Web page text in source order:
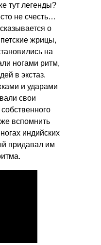
тут легенды?
не счесть…
о
жрицы,
на
ногами ритм,
в экстаз.
и ударами
свои
вспомнить
индийских
придавал им